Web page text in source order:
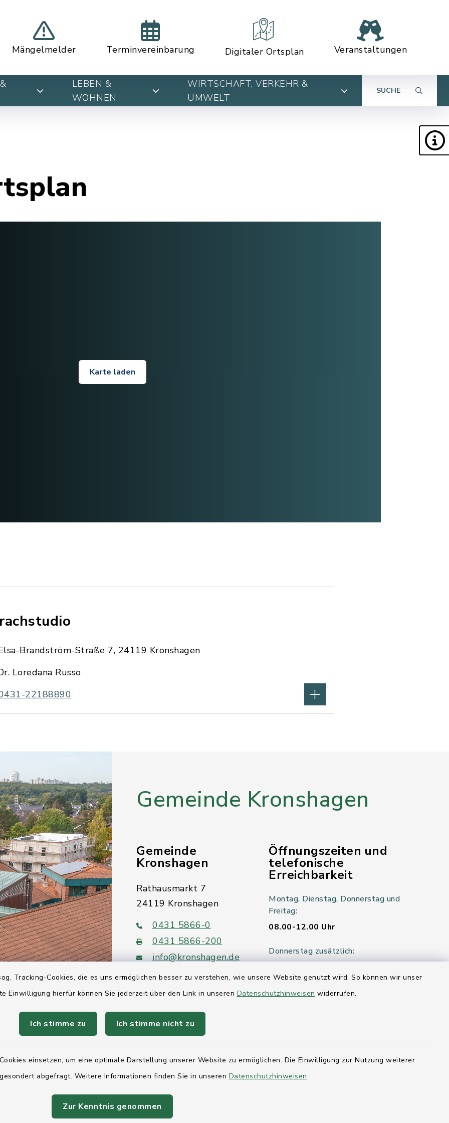
Tracking-Cookies, die es uns ermöglichen besser zu verstehen, wie unsere Website genutzt wird. So können wir unser
Einwilligung hierfür können Sie jederzeit über den Link in unseren Datenschutzhinweisen widerrufen.
Ich stimme zu Ich stimme nicht zu
einsetzen, um eine optimale Darstellung unserer Website zu ermöglichen. Die Einwilligung zur Nutzung weiterer
abgefragt. Weitere Informationen finden Sie in unseren Datenschutzhinweisen.
Zur Kenntnis genommen
Mängelmelder Terminvereinbarung Digitaler Ortsplan Veranstaltungen
LEBEN &
WOHNEN
WIRTSCHAFT, VERKEHR &
UMWELT
SUCHE
Karte laden
Brandström-Straße 7, 24119 Kronshagen
Loredana Russo
22188890
Gemeinde Kronshagen
Gemeinde
Kronshagen
Rathausmarkt 7
24119 Kronshagen
0431 5866-0
0431 5866-200
info@kronshagen.de
Öffnungszeiten und
telefonische
Erreichbarkeit
Montag, Dienstag, Donnerstag und
Freitag:
08.00-12.00 Uhr
Donnerstag zusätzlich:
Mittwoch:
Quicklinks
Landesregierung Schleswig-
Kreis Rendsburg-Eckernförde